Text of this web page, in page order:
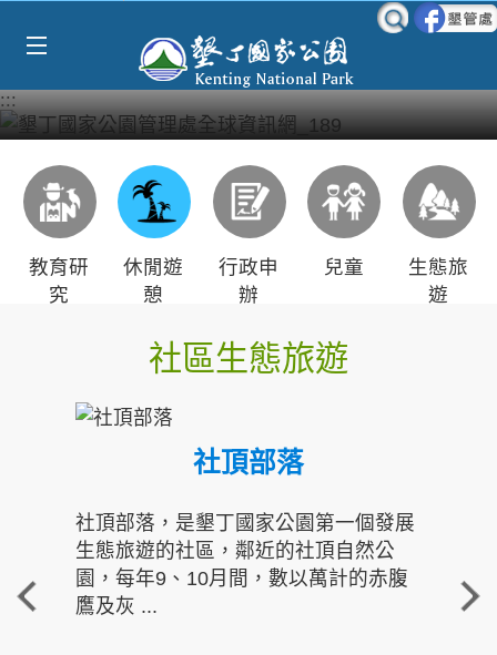
:::
教育研
究
休閒遊
憩
行政申
辦
兒童
生態旅
遊
社區生態旅遊
社頂部落
社頂部落，是墾丁國家公園第一個發展
生態旅遊的社區，鄰近的社頂自然公
園，每年9、10月間，數以萬計的赤腹
鷹及灰 ...
重
走進